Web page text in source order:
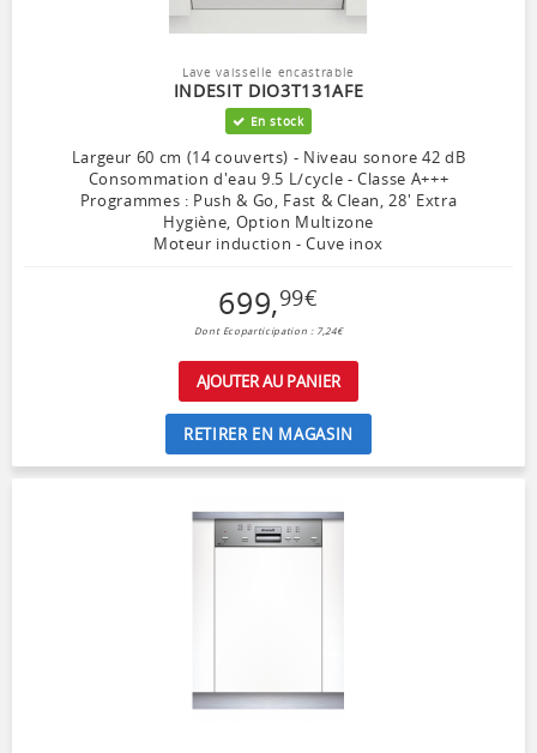
Lave vaisselle encastrable
INDESIT DIO3T131AFE
En stock
Largeur 60 cm (14 couverts) - Niveau sonore 42 dB
Consommation d'eau 9.5 L/cycle - Classe A+++
Programmes : Push & Go, Fast & Clean, 28' Extra
Hygiène, Option Multizone
Moteur induction - Cuve inox
699,99€
Dont Ecoparticipation : 7,24€
AJOUTER AU PANIER
RETIRER EN MAGASIN